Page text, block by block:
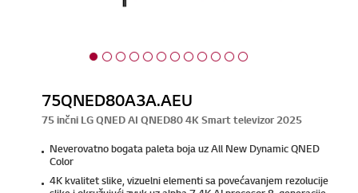
75QNED80A3A.AEU
75 inčni LG QNED AI QNED80 4K Smart televizor 2025
Neverovatno bogata paleta boja uz All New Dynamic QNED
Color
4K kvalitet slike, vizuelni elementi sa povećavanjem rezolucije